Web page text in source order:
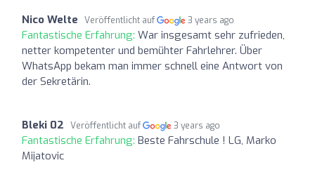
Nico Welte Veröffentlicht auf 3 years ago
Fantastische Erfahrung: War insgesamt sehr zufrieden,
netter kompetenter und bemühter Fahrlehrer. Über
WhatsApp bekam man immer schnell eine Antwort von
der Sekretärin.
Bleki 02 Veröffentlicht auf 3 years ago
Fantastische Erfahrung: Beste Fahrschule ! LG, Marko
Mijatovic